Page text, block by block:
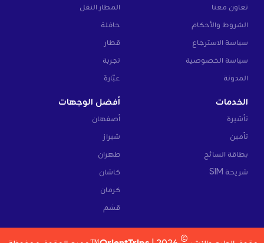
تعاون معنا
الشروط والأحكام
سياسة الاسترجاع
سياسة الخصوصية
المدونة
المطار النقل
حافلة
قطار
تجربة
عبّارة
الخدمات
تأشيرة
تأمين
بطاقة السائح
شريحة SIM
أفضل الوجهات
أصفهان
شيراز
طهران
كاشان
كرمان
قشم